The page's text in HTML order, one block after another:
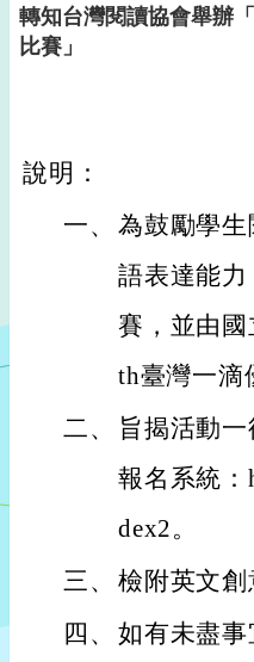
轉知台灣閱讀協會舉辦
比賽」
說明：
一、 為鼓勵學
語表達能
賽，並由
th臺灣一滴
二、
旨揭活動
報名系統
dex2。
三、 檢附英文
四、 如有未盡